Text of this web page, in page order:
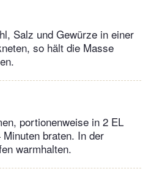
Salz und Gewürze in einer
so hält die Masse
portionenweise in 2 EL
braten. In der
warmhalten.